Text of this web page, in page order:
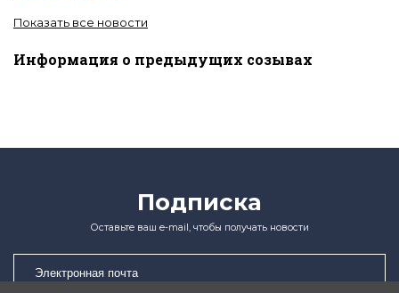
Показать все новости
Информация о предыдущих созывах
Подписка
Оставьте ваш e-mail, чтобы получать новости